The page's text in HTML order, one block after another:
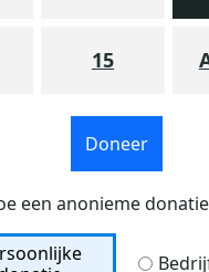
15
Doneer
een anonieme donatie